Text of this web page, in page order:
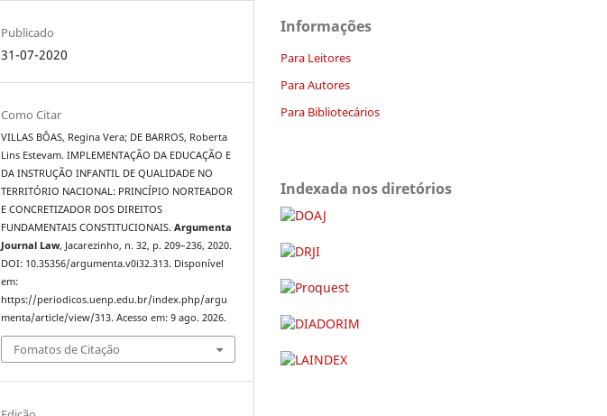
Publicado
31-07-2020
Como Citar
VILLAS BÔAS, Regina Vera; DE BARROS, Roberta
Lins Estevam. IMPLEMENTAÇÃO DA EDUCAÇÃO E
DA INSTRUÇÃO INFANTIL DE QUALIDADE NO
TERRITÓRIO NACIONAL: PRINCÍPIO NORTEADOR
E CONCRETIZADOR DOS DIREITOS
FUNDAMENTAIS CONSTITUCIONAIS.Argumenta
Journal Law, Jacarezinho, n. 32, p. 209–236, 2020.
DOI: 10.35356/argumenta.v0i32.313. Disponível
em:
https://periodicos.uenp.edu.br/index.php/argu
menta/article/view/313. Acesso em: 9 ago. 2026.
Fomatos de Citação
Informações
Para Leitores
Para Autores
Para Bibliotecários
Indexada nos diretórios